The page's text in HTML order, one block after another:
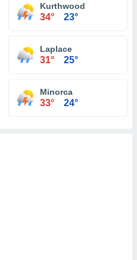
Kurthwood
34° 23°
Laplace
31° 25°
Minorca
33° 24°